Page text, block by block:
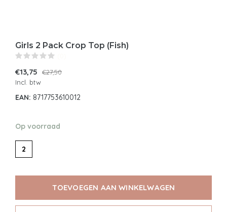
Girls 2 Pack Crop Top (Fish)
€13,75
€27,50
Incl. btw
EAN: 8717753610012
Op voorraad
2
TOEVOEGEN AAN WINKELWAGEN